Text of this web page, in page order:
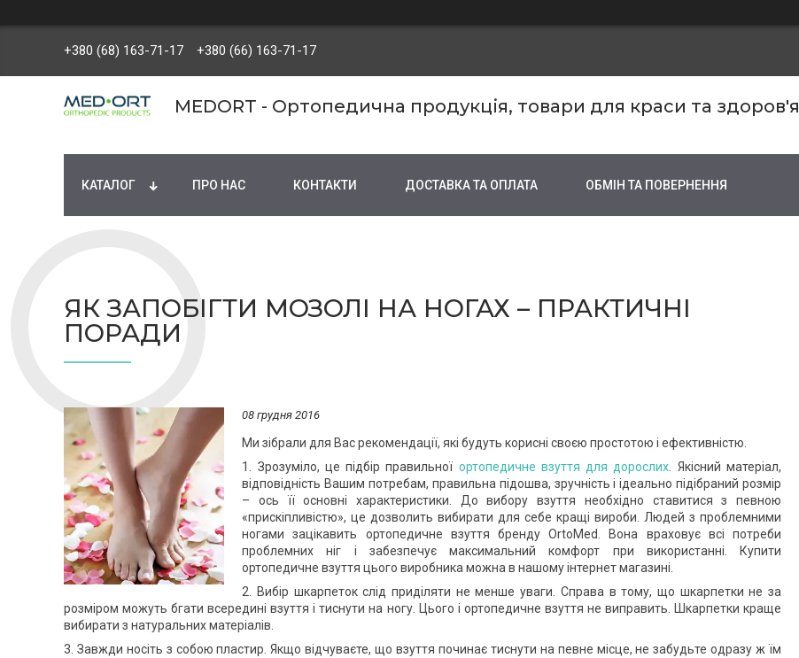
+380 (68) 163-71-17 +380 (66) 163-71-17
MEDORT - Ортопедична продукція, товари для краси та здоров'я
КАТАЛОГ ПРО НАС КОНТАКТИ ДОСТАВКА ТА ОПЛАТА ОБМІН ТА ПОВЕРНЕННЯ
ЯК ЗАПОБІГТИ МОЗОЛІ НА НОГАХ – ПРАКТИЧНІ
ПОРАДИ
08 грудня 2016
Ми зібрали для Вас рекомендації, які будуть корисні своєю простотою і ефективністю.
1. Зрозуміло, це підбір правильної ортопедичне взуття для дорослих . Якісний матеріал,
відповідність Вашим потребам, правильна підошва, зручність і ідеально підібраний розмір
– ось її основні характеристики. До вибору взуття необхідно ставитися з певною
«прискіпливістю», це дозволить вибирати для себе кращі вироби. Людей з проблемними
ногами зацікавить ортопедичне взуття бренду OrtoMed. Вона враховує всі потреби
проблемних ніг і забезпечує максимальний комфорт при використанні. Купити
ортопедичне взуття цього виробника можна в нашому інтернет магазині.
2. Вибір шкарпеток слід приділяти не менше уваги. Справа в тому, що шкарпетки не за
розміром можуть бгати всередині взуття і тиснути на ногу. Цього і ортопедичне взуття не виправить. Шкарпетки краще
вибирати з натуральних матеріалів.
3. Завжди носіть з собою пластир. Якщо відчуваєте, що взуття починає тиснути на певне місце, не забудьте одразу ж їм